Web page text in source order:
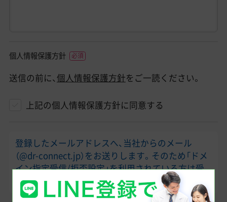
個人情報保護方針
送信の前に、個人情報保護方針をご一読ください。
上記の個人情報保護方針に同意する
登録したメールアドレスへ、当社からのメール
（@dr-connect.jp）をお送りします。そのため「ドメ
イン指定受信/拒否設定」を利用されている方は受
け取れるようにお願いします。